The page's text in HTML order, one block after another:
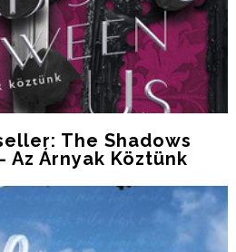
The Shadows
Az Árnyak Köztünk